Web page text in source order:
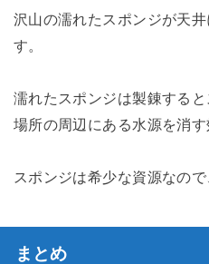
沢山の濡れたスポンジが天
す。
濡れたスポンジは製錬する
場所の周辺にある水源を消す
スポンジは希少な資源なの
まとめ